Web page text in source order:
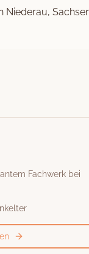
Niederau,
Fachwerk bei